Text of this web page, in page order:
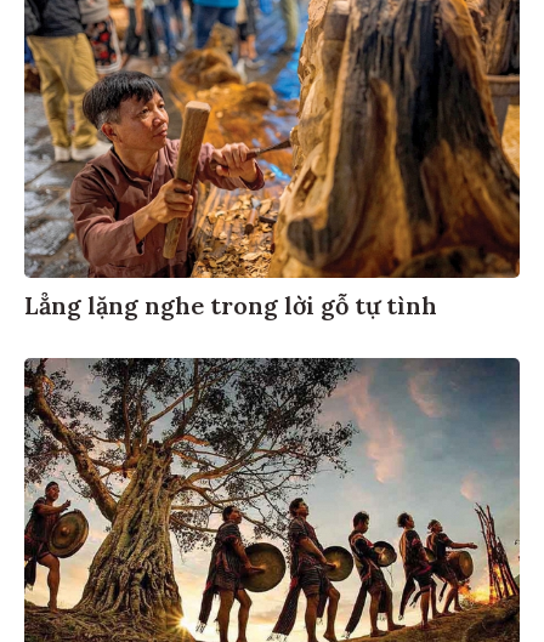
Lẳng lặng nghe trong lời gỗ tự tình